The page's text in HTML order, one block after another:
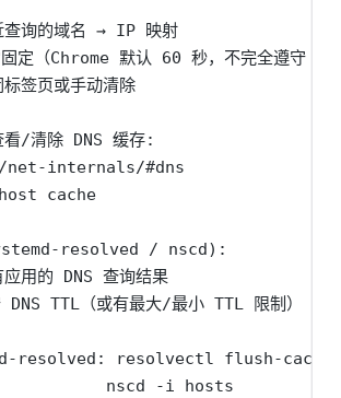
询的域名 → IP 映射
定（Chrome 默认 60 秒，不完全遵守
签页或手动清除
/清除 DNS 缓存:
net-internals/#dns
cache
resolved / nscd):
用的 DNS 查询结果
TTL（或有最大/最小 TTL 限制）
resolved: resolvectl flush-
nscd -i hosts